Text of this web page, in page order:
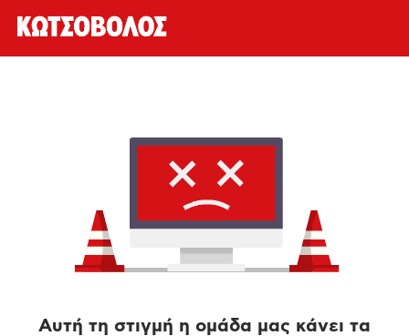
Αυτή τη στιγμή η ομάδα μας κάνει τα